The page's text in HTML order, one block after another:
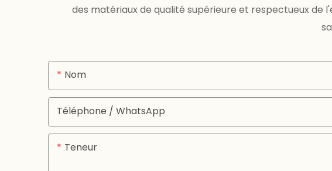
des matériaux de qualité supérieure et respectueux
Nom
Téléphone / WhatsApp
Teneur